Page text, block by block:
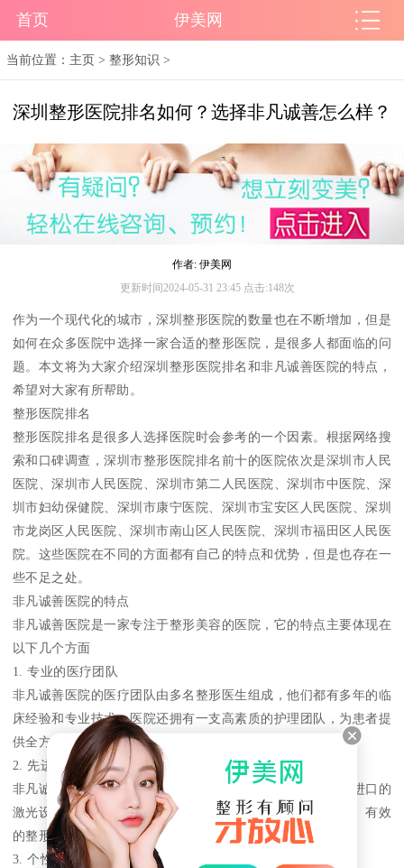
首页 伊美网
当前位置： 主页 >整形知识 >
深圳整形医院排名如何？选择非凡诚善怎么样？
作者: 伊美网
更新时间2024-05-31 23:45 点击:148次
作为一个现代化的城市，深圳整形医院的数量也在不断增加，但是
如何在众多医院中选择一家合适的整形医院，是很多人都面临的问
题。本文将为大家介绍深圳整形医院排名和非凡诚善医院的特点，
希望对大家有所帮助。
整形医院排名
整形医院排名是很多人选择医院时会参考的一个因素。根据网络搜
索和口碑调查，深圳市整形医院排名前十的医院依次是深圳市人民
医院、深圳市人民医院、深圳市第二人民医院、深圳市中医院、深
圳市妇幼保健院、深圳市康宁医院、深圳市宝安区人民医院、深圳
市龙岗区人民医院、深圳市南山区人民医院、深圳市福田区人民医
院。这些医院在不同的方面都有自己的特点和优势，但是也存在一
些不足之处。
非凡诚善医院的特点
非凡诚善医院是一家专注于整形美容的医院，它的特点主要体现在
以下几个方面
1. 专业的医疗团队
非凡诚善医院的医疗团队由多名整形医生组成，他们都有多年的临
床经验和专业技术。医院还拥有一支高素质的护理团队，为患者提
供全方位的关怀和服务。
2. 先进的设备和技术
非凡诚善医院引进了国际上的整形美容设备和技术，如美国进口的
激光设备、高端微创手术设备等，可以为患者提供更加安全、有效
的整形美容服务。
3. 个性化的整形方案